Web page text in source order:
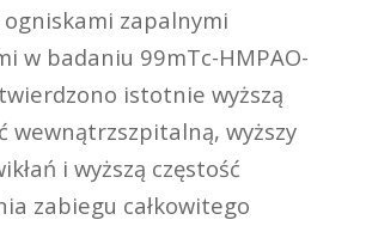
zapalnymi
w badaniu 99mTc-HMPAO-
istotnie wyższą
wewnątrzszpitalną, wyższy
i wyższą częstość
zabiegu całkowitego